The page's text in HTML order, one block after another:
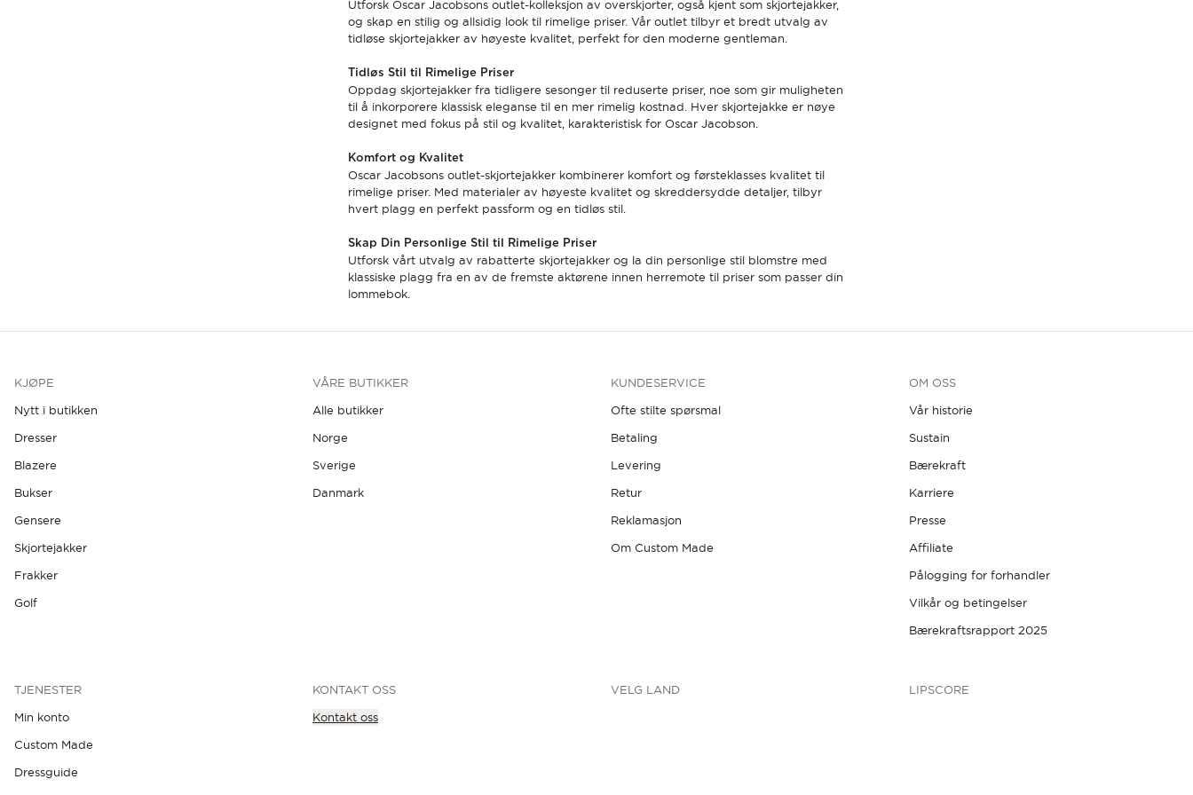
OPPDAG DE SISTE NYHETENE
Utforsk Oscar Jacobsons outlet-kolleksjon av overskjorter, også kjent som skjortejakker,
og skap en stilig og allsidig look til rimelige priser. Vår outlet tilbyr et bredt utvalg av
tidløse skjortejakker av høyeste kvalitet, perfekt for den moderne gentleman.
Tidløs Stil til Rimelige Priser
Oppdag skjortejakker fra tidligere sesonger til reduserte priser, noe som gir muligheten
til å inkorporere klassisk eleganse til en mer rimelig kostnad. Hver skjortejakke er nøye
designet med fokus på stil og kvalitet, karakteristisk for Oscar Jacobson.
Komfort og Kvalitet
Oscar Jacobsons outlet-skjortejakker kombinerer komfort og førsteklasses kvalitet til
rimelige priser. Med materialer av høyeste kvalitet og skreddersydde detaljer, tilbyr
hvert plagg en perfekt passform og en tidløs stil.
Skap Din Personlige Stil til Rimelige Priser
Utforsk vårt utvalg av rabatterte skjortejakker og la din personlige stil blomstre med
klassiske plagg fra en av de fremste aktørene innen herremote til priser som passer din
lommebok.
KJØPE
Nytt i butikken
Dresser
Blazere
Bukser
Gensere
Skjortejakker
Frakker
Golf
VÅRE BUTIKKER
Alle butikker
Norge
Sverige
Danmark
KUNDESERVICE
Ofte stilte spørsmal
Betaling
Levering
Retur
Reklamasjon
Om Custom Made
OM OSS
Vår historie
Sustain
Bærekraft
Karriere
Presse
Affiliate
Pålogging for forhandler
Vilkår og betingelser
Bærekraftsrapport 2025
TJENESTER
Min konto
Custom Made
Dressguide
KONTAKT OSS
Kontakt oss
VELG LAND LIPSCORE